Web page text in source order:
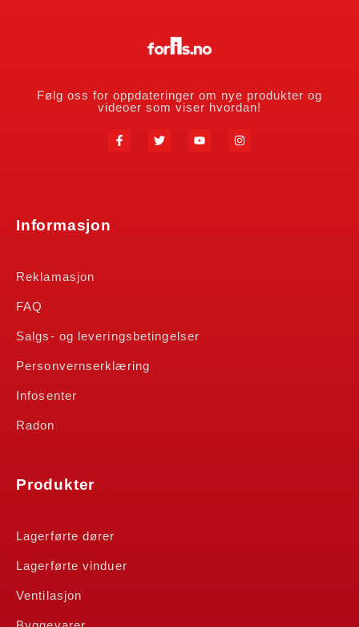
Følg oss for oppdateringer om nye produkter og
videoer som viser hvordan!
Informasjon
Reklamasjon
FAQ
Salgs- og leveringsbetingelser
Personvernserklæring
Infosenter
Radon
Produkter
Lagerførte dører
Lagerførte vinduer
Ventilasjon